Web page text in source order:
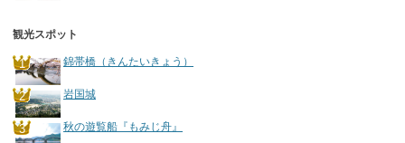
観光スポット
錦帯橋（きんたいきょう）
岩国城
秋の遊覧船『もみじ舟』